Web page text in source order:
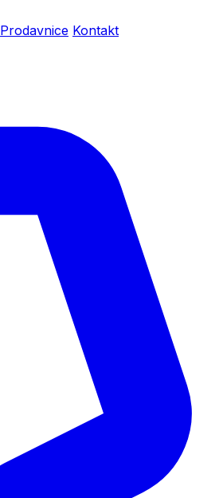
Prodavnice Kontakt